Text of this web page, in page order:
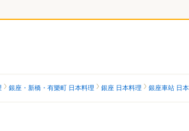
銀座・新橋・有樂町 日本料理 銀座 日本料理 銀座車站 日